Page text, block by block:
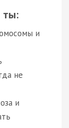
ты:
и
не
и